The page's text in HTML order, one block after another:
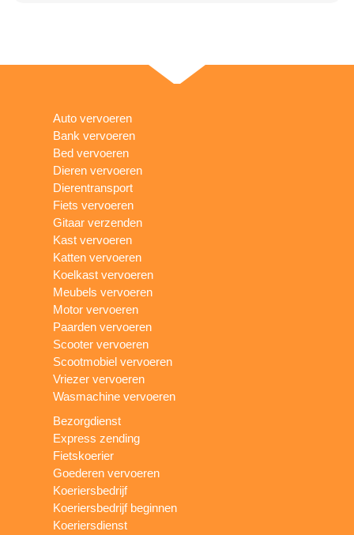
Auto vervoeren
Bank vervoeren
Bed vervoeren
Dieren vervoeren
Dierentransport
Fiets vervoeren
Gitaar verzenden
Kast vervoeren
Katten vervoeren
Koelkast vervoeren
Meubels vervoeren
Motor vervoeren
Paarden vervoeren
Scooter vervoeren
Scootmobiel vervoeren
Vriezer vervoeren
Wasmachine vervoeren
Bezorgdienst
Express zending
Fietskoerier
Goederen vervoeren
Koeriersbedrijf
Koeriersbedrijf beginnen
Koeriersdienst